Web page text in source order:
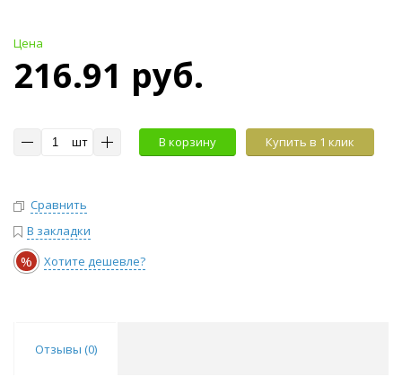
Цена
216.91 руб.
шт В корзину Купить в 1 клик
Сравнить
В закладки
% Хотите дешевле?
Отзывы (0)